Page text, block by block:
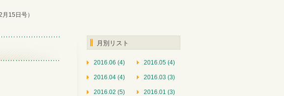
15日号）
月別リスト
2016.06 (4) 2016.05 (4)
2016.04 (4) 2016.03 (3)
2016.02 (5) 2016.01 (3)